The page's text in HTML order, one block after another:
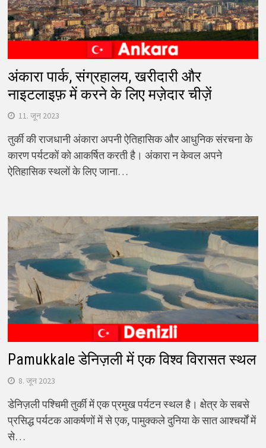
अंकारा पार्क, संग्रहालय, खरीदारी और
नाइटलाइफ़ में करने के लिए मज़ेदार चीज़ें
11. जून 2023
तुर्की की राजधानी अंकारा अपनी ऐतिहासिक और आधुनिक संरचना के
कारण पर्यटकों को आकर्षित करती है। अंकारा न केवल अपने
ऐतिहासिक स्थलों के लिए जाना…
Pamukkale डेनिज़ली में एक विश्व विरासत स्थल
8. जून 2023
डेनिज़ली पश्चिमी तुर्की में एक प्रमुख पर्यटन स्थल है। क्षेत्र के सबसे
प्रसिद्ध पर्यटक आकर्षणों में से एक, पामुक्कले दुनिया के सात आश्चर्यों में
से…